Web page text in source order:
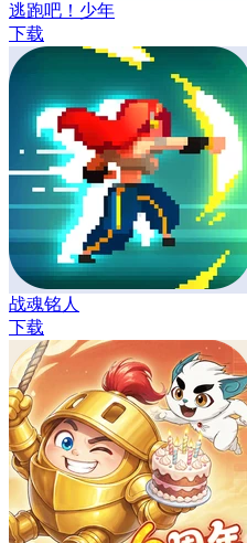
逃跑吧！少年
下载
战魂铭人
下载